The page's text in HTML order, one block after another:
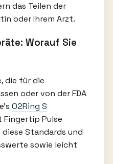
das Teilen der
oder Ihrem Arzt.
Worauf Sie
die für die
oder von der FDA
O2Ring S
Pulse
Standards und
sowie leicht